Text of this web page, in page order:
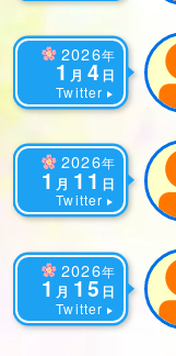
2026年
1 月 4 日
Twitter
2026年
1月 11 日
Twitter
2026年
1 月 15 日
Twitter